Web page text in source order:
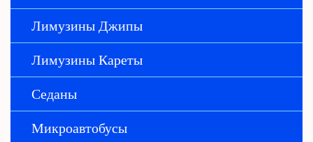
Лимузины Джипы
Лимузины Кареты
Седаны
Микроавтобусы